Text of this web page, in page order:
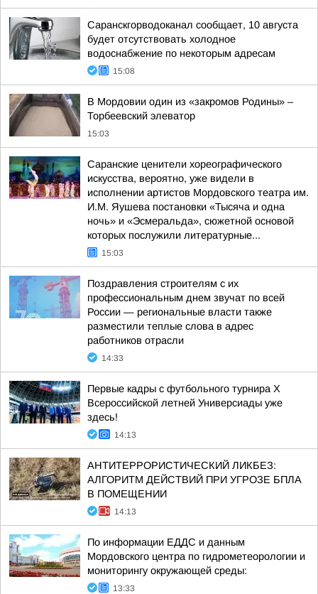
Саранскгорводоканал сообщает, 10 августа
будет отсутствовать холодное
водоснабжение по некоторым адресам
15:08
В Мордовии один из «закромов Родины» –
Торбеевский элеватор
15:03
Саранские ценители хореографического
искусства, вероятно, уже видели в
исполнении артистов Мордовского театра им.
И.М. Яушева постановки «Тысяча и одна
ночь» и «Эсмеральда», сюжетной основой
которых послужили литературные...
15:03
Поздравления строителям с их
профессиональным днем звучат по всей
России — региональные власти также
разместили теплые слова в адрес
работников отрасли
14:33
Первые кадры с футбольного турнира X
Всероссийской летней Универсиады уже
здесь!
14:13
АНТИТЕРРОРИСТИЧЕСКИЙ ЛИКБЕЗ:
АЛГОРИТМ ДЕЙСТВИЙ ПРИ УГРОЗЕ БПЛА
В ПОМЕЩЕНИИ
14:13
По информации ЕДДС и данным
Мордовского центра по гидрометеорологии и
мониторингу окружающей среды:
13:33